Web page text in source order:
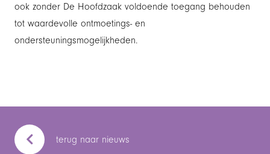
ook zonder De Hoofdzaak voldoende toegang behouden
tot waardevolle ontmoetings- en
ondersteuningsmogelijkheden.
terug naar nieuws